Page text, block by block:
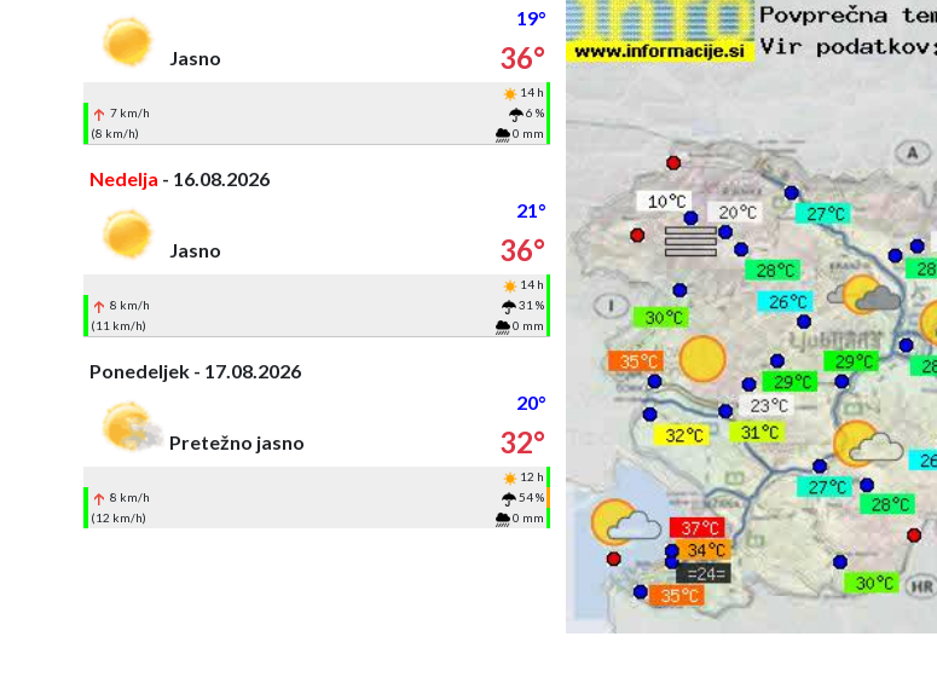
19°
Jasno
36°
14 h
7 km/h
6 %
(8 km/h)
0 mm
Nedelja - 16.08.2026
21°
Jasno
36°
14 h
8 km/h
31 %
(11 km/h)
0 mm
Ponedeljek - 17.08.2026
20°
Pretežno jasno
32°
12 h
8 km/h
54 %
(12 km/h)
0 mm